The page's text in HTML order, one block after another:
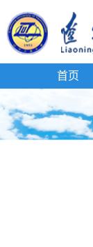
首页